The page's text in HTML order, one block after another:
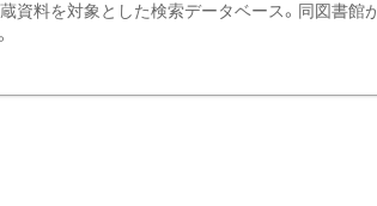
資料を対象とした検索データベース。同図書館